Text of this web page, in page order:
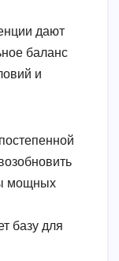
дают
баланс
и
мощных
базу для